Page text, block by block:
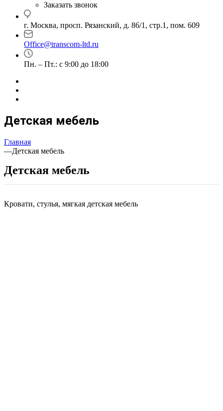
Заказать звонок
г. Москва, просп. Рязанский, д. 86/1, стр.1, пом. 609
Office@transcom-ltd.ru
Пн. – Пт.: с 9:00 до 18:00
Детская мебель
Главная
—Детская мебель
Детская мебель
Кровати, стулья, мягкая детская мебель